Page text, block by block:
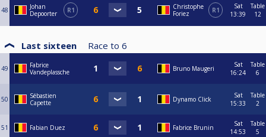
48
Johan
Depoorter
R1
Christophe
Foriez
R1
Sat
13:39
Table
12
Last sixteen Race to 6
49
Fabrice
Vandeplassche
Bruno Maugeri
Sat
16:24
Table
6
50
Sébastien
Capette
Dynamo Click
Sat
15:33
Table
2
51 Fabian Duez Fabrice Brunin
Sat
14:53
Table
5